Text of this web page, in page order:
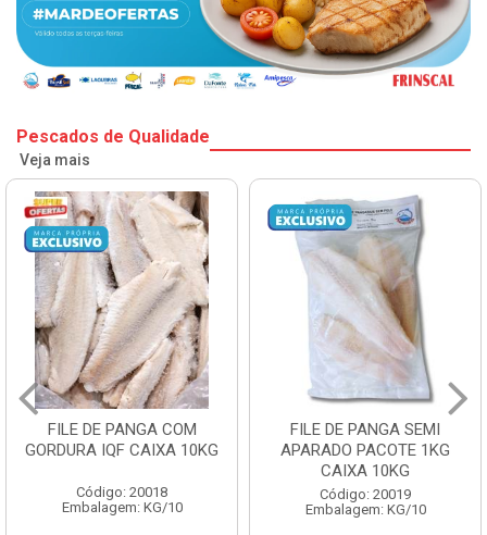
Pescados de Qualidade
Veja mais
FILE DE PANGA SEMI
APARADO PACOTE 1KG
Código: 20019
Embalagem: KG/10
POLACA DESFIADA
PESCAMARES PCT5KG
CX10KG
Código: 20161
Embalagem: KG/10